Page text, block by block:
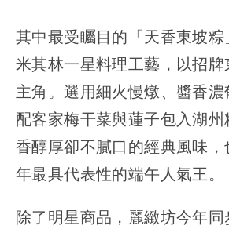
其中最受矚目的「天香東坡
米其林一星料理工藝，以招
主角。選用細火慢燉、醬香
配客家梅干菜與蓮子包入湖
香醇厚卻不膩口的經典風味
年最具代表性的端午人氣王。
除了明星商品，麗緻坊今年